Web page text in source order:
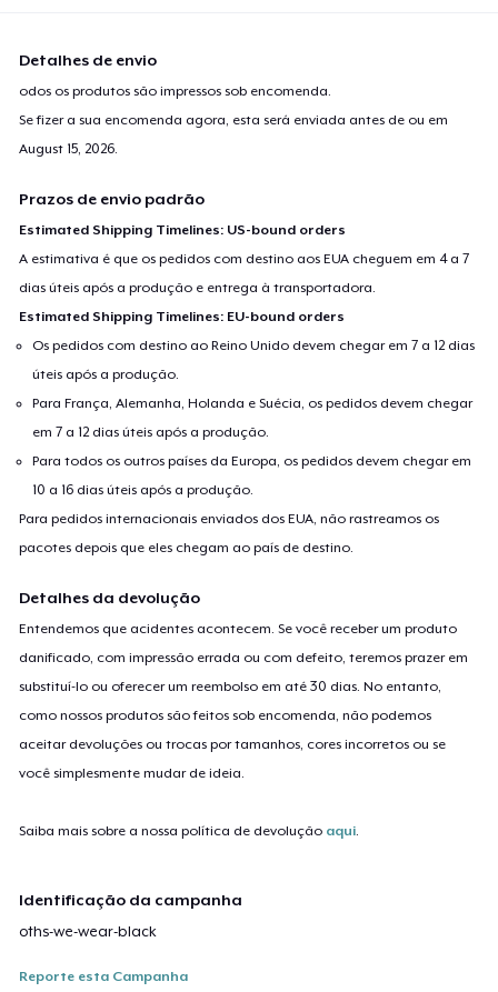
Detalhes de envio
odos os produtos são impressos sob encomenda.
Se fizer a sua encomenda agora, esta será enviada antes de ou em
August 15, 2026.
Prazos de envio padrão
Estimated Shipping Timelines: US-bound orders
A estimativa é que os pedidos com destino aos EUA cheguem em 4 a 7
dias úteis após a produção e entrega à transportadora.
Estimated Shipping Timelines: EU-bound orders
Os pedidos com destino ao Reino Unido devem chegar em 7 a 12 dias
úteis após a produção.
Para França, Alemanha, Holanda e Suécia, os pedidos devem chegar
em 7 a 12 dias úteis após a produção.
Para todos os outros países da Europa, os pedidos devem chegar em
10 a 16 dias úteis após a produção.
Para pedidos internacionais enviados dos EUA, não rastreamos os
pacotes depois que eles chegam ao país de destino.
Detalhes da devolução
Entendemos que acidentes acontecem. Se você receber um produto
danificado, com impressão errada ou com defeito, teremos prazer em
substituí-lo ou oferecer um reembolso em até 30 dias. No entanto,
como nossos produtos são feitos sob encomenda, não podemos
aceitar devoluções ou trocas por tamanhos, cores incorretos ou se
você simplesmente mudar de ideia.
Saiba mais sobre a nossa política de devolução aqui.
Identificação da campanha
oths-we-wear-black
Reporte esta Campanha